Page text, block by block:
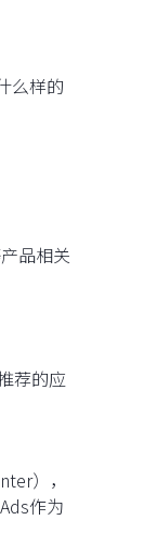
么样的
品相关
荐的应
），
作为